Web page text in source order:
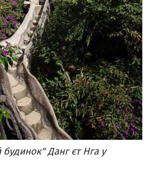
Данг єт Нга у